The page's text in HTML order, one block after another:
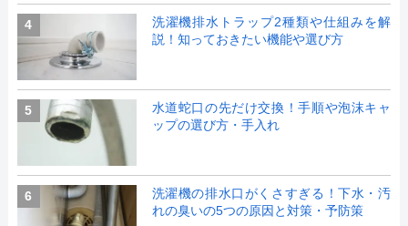
4
洗濯機排水トラップ2種類や仕組みを解
説！知っておきたい機能や選び方
5
水道蛇口の先だけ交換！手順や泡沫キャ
ップの選び方・手入れ
6
洗濯機の排水口がくさすぎる！下水・汚
れの臭いの5つの原因と対策・予防策